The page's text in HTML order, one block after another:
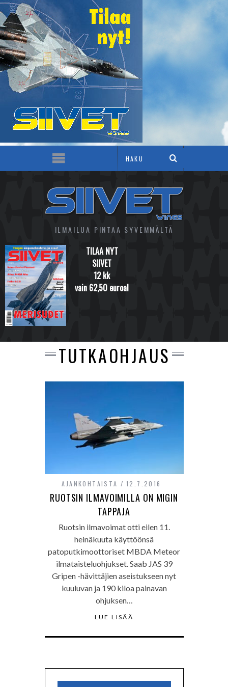
ILMAILUA PINTAA SYVEMMÄLTÄ
TILAA NYT
SIIVET
12 kk
vain 62,50 euroa!
TUTKAOHJAUS
AJANKOHTAISTA 12.7.2016
RUOTSIN ILMAVOIMILLA ON MIGIN
TAPPAJA
Ruotsin ilmavoimat otti eilen 11.
heinäkuuta käyttöönsä
patoputkimoottoriset MBDA Meteor
ilmataisteluohjukset. Saab JAS 39
Gripen -hävittäjien aseistukseen nyt
kuuluvan ja 190 kiloa painavan
ohjuksen…
LUE LISÄÄ